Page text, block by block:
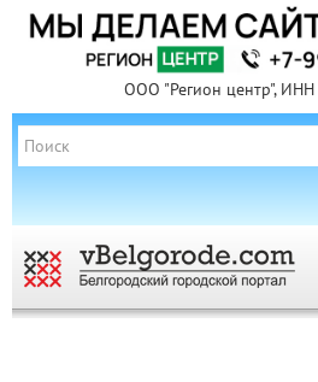
ООО "Регион центр",